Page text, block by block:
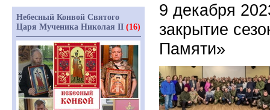
9 декабря
закрытие
Памяти»
Небесный Конвой Святого
Царя Мученика Николая II (16)